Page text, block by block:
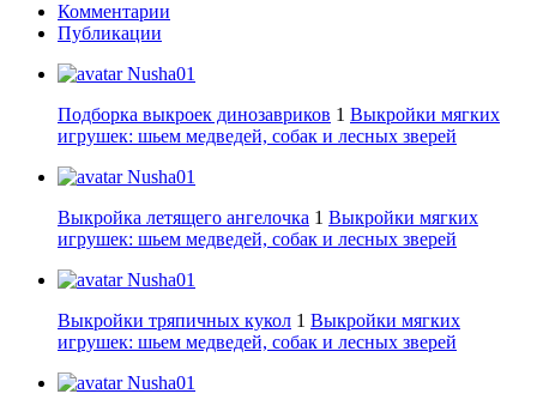
Комментарии
Публикации
Nusha01
Подборка выкроек динозавриков 1 Выкройки мягких
игрушек: шьем медведей, собак и лесных зверей
Nusha01
Выкройка летящего ангелочка 1 Выкройки мягких
игрушек: шьем медведей, собак и лесных зверей
Nusha01
Выкройки тряпичных кукол 1 Выкройки мягких
игрушек: шьем медведей, собак и лесных зверей
Nusha01